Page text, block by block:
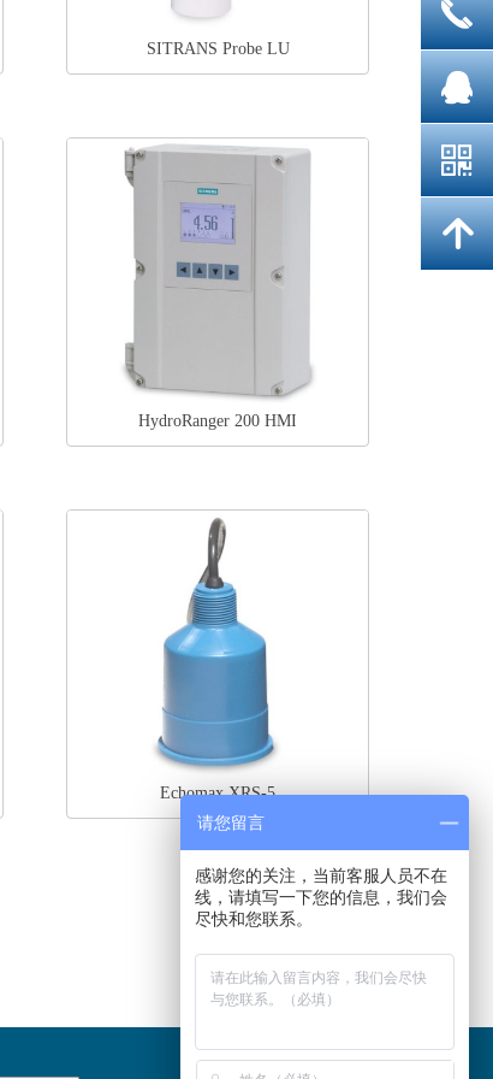
SITRANS Probe LU
HydroRanger 200 HMI
Echomax XRS-5
끅
뀩
낃
녕
请您留言
感谢您的关注，当前客服人员不在
线，请填写一下您的信息，我们会
尽快和您联系。